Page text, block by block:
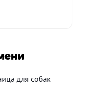
для собак